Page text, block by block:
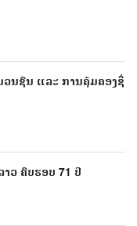
ວນຊົນ ແລະ ການຄຸ້ມຄອງຊື່
ວ ຄົບຮອບ 71 ປີ